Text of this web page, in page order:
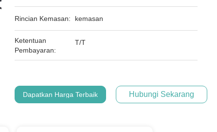
Rincian Kemasan: kemasan
Ketentuan
Pembayaran:
T/T
Dapatkan Harga Terbaik Hubungi Sekarang